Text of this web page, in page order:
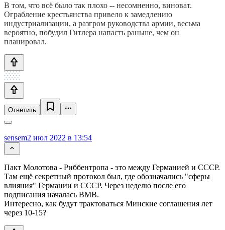
В том, что всё было так плохо -- несомненно, виноват.
Ограбление крестьянства привело к замедлению
индустриализации, а разгром руководства армии, весьма
вероятно, побудил Гитлера напасть раньше, чем он
планировал.
Ответить
sensem2 июл 2022 в 13:54
Пакт Молотова - Риббентропа - это между Германией и СССР.
Там ещё секретный протокол был, где обозначались "сферы
влияния" Германии и СССР. Через неделю после его
подписания началась ВМВ.
Интересно, как будут трактоваться Минские соглашения лет
через 10-15?